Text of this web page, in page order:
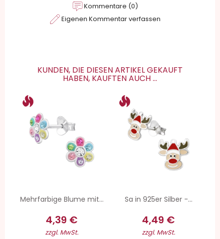
Kommentare (0)
Eigenen Kommentar verfassen
KUNDEN, DIE DIESEN ARTIKEL GEKAUFT
HABEN, KAUFTEN AUCH ...
Mehrfarbige Blume mit...
4,39 €
zzgl. MwSt.
Sa in 925er Silber -...
4,49 €
zzgl. MwSt.